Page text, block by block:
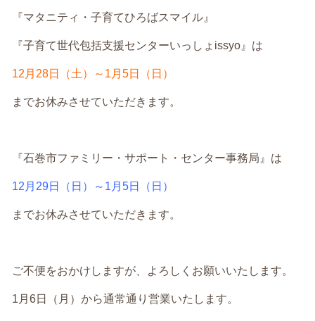
『マタニティ・子育てひろばスマイル』
『子育て世代包括支援センターいっしょissyo』は
12月28日（土）～1月5日（日）
までお休みさせていただきます。
『石巻市ファミリー・サポート・センター事務局』は
12月29日（日）～1月5日（日）
までお休みさせていただきます。
ご不便をおかけしますが、よろしくお願いいたします。
1月6日（月）から通常通り営業いたします。